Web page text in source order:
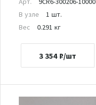
В узле
1 шт.
Вес
0.291 кг
3 354 ₽/шт